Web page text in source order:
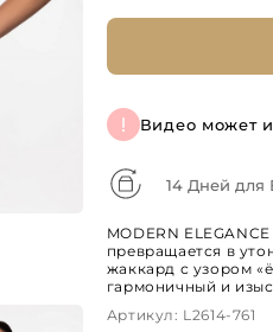
Видео может
14 Дней для
MODERN
превращается в
жаккард с узором
гармоничный и
Артикул: L2614-761